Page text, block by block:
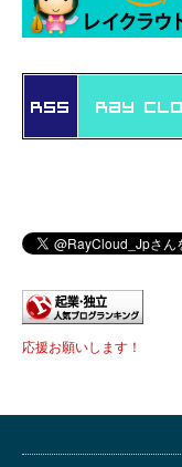
応援お願いします！